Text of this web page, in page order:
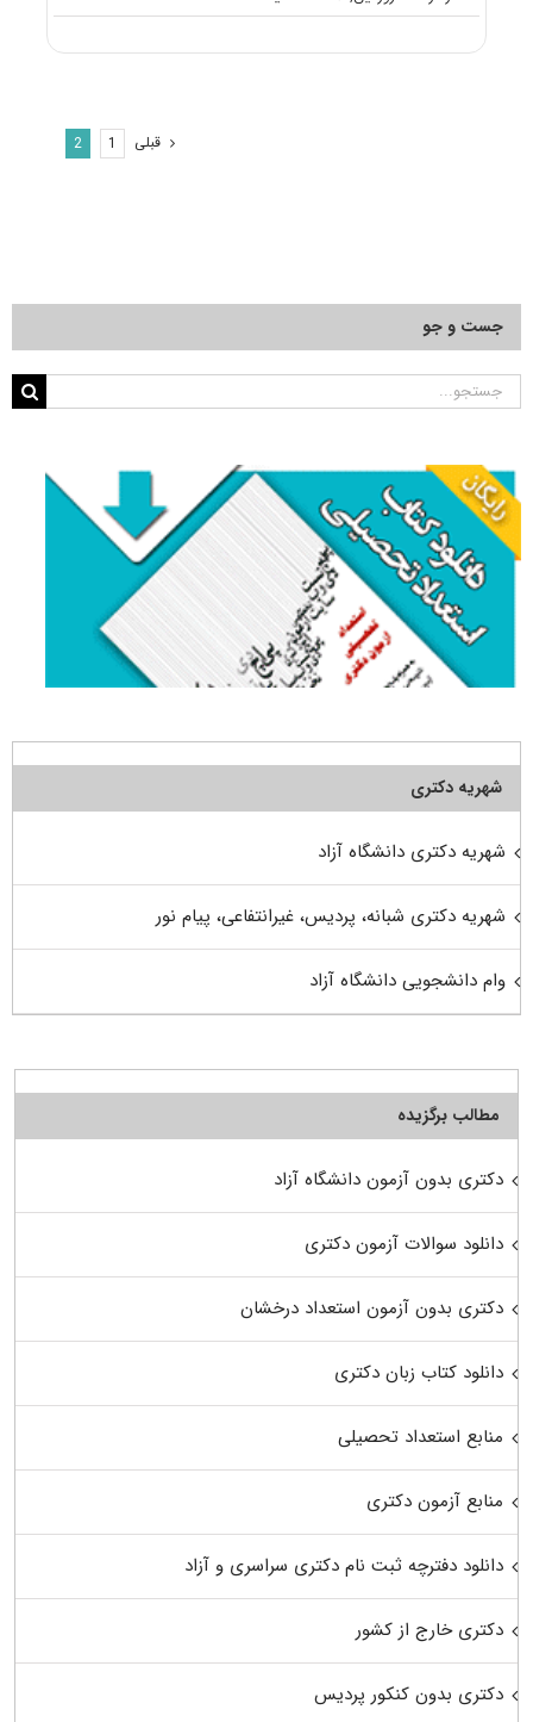
منابع
قبلی
1
2
جست و جو
جستجو
شهریه دکتری
شهریه دکتری دانشگاه آزاد
شهریه دکتری شبانه، پردیس، غیرانتفاعی، پیام نور
وام دانشجویی دانشگاه آزاد
مطالب برگزیده
دکتری بدون آزمون دانشگاه آزاد
دانلود سوالات آزمون دکتری
دکتری بدون آزمون استعداد درخشان
دانلود کتاب زبان دکتری
منابع استعداد تحصیلی
منابع آزمون دکتری
دانلود دفترچه ثبت نام دکتری سراسری و آزاد
دکتری خارج از کشور
دکتری بدون کنکور پردیس